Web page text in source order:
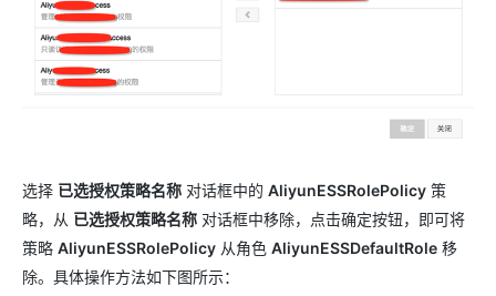
选择 已选授权策略名称 对话框中的 AliyunESSRolePolicy 策
略，从 已选授权策略名称 对话框中移除，点击确定按钮，即可将
策略 AliyunESSRolePolicy 从角色 AliyunESSDefaultRole 移
除。具体操作方法如下图所示：